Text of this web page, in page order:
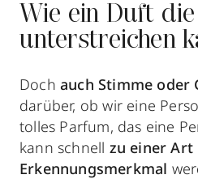
Wie ein Duft
unterstreichen
Doch auch Stimme oder
darüber, ob wir eine
tolles Parfum, das eine
kann schnell zu einer Art
Erkennungsmerkmal